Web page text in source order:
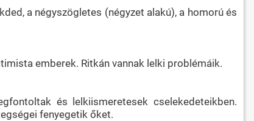
a négyszögletes (négyzet alakú), a homorú és
emberek. Ritkán vannak lelki problémáik.
és lelkiismeretesek cselekedeteikben.
fenyegetik őket.